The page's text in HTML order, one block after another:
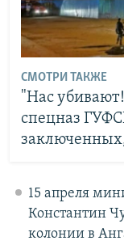
СМОТРИ ТАКЖЕ
"Нас
спецназ
15 апреля
Константин
колонии в